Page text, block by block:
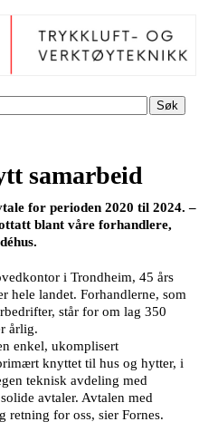
Søk
samarbeid
for perioden 2020 til 2024. –
blant våre forhandlere,
i Trondheim, 45 års
hele landet. Forhandlerne, som
står for om lag 350
årlig.
enkel, ukomplisert
knyttet til hus og hytter, i
teknisk avdeling med
avtaler. Avtalen med
retning for oss, sier Fornes.